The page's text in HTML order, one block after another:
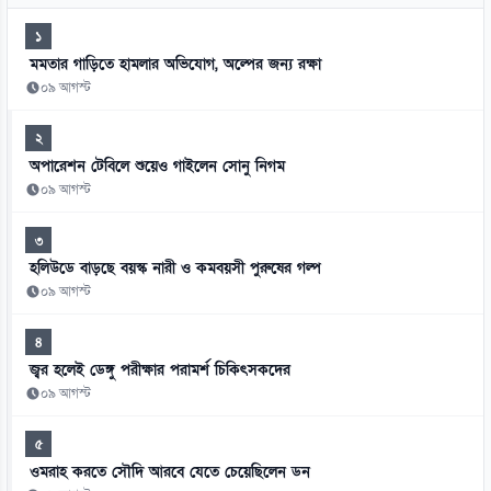
১
মমতার গাড়িতে হামলার অভিযোগ, অল্পের জন্য রক্ষা
০৯ আগস্ট
২
অপারেশন টেবিলে শুয়েও গাইলেন সোনু নিগম
০৯ আগস্ট
৩
হলিউডে বাড়ছে বয়স্ক নারী ও কমবয়সী পুরুষের গল্প
০৯ আগস্ট
৪
জ্বর হলেই ডেঙ্গু পরীক্ষার পরামর্শ চিকিৎসকদের
০৯ আগস্ট
৫
ওমরাহ করতে সৌদি আরবে যেতে চেয়েছিলেন ডন